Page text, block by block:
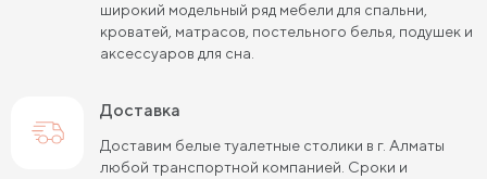
широкий модельный ряд мебели для спальни,
кроватей, матрасов, постельного белья, подушек и
аксессуаров для сна.
Доставка
Доставим белые туалетные столики в г. Алматы
любой транспортной компанией. Сроки и